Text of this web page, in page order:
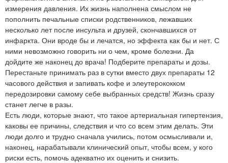
измерения давления. Их жизнь наполнена смыслом не
пополнить печальные списки родственников, лежавших
несколько лет после инсульта и друзей, скончавшихся от
инфаркта. Они вроде бы и лечатся, но эффекта как бы и нет. С
ними невозможно говорить ни о чем, кроме болезни. Да
дойдите же наконец до врача! Подберите препараты и дозы.
Перестаньте принимать раз в сутки вместо двух препараты 12
часового действия и запивать кофе и элеутерококком
передозировки самому себе выбранных средств! Жизнь сразу
станет легче в разы.
Есть люди, которые знают, что такое артериальная гипертензия,
каковы ее причины, следствия и что со всем этим делать. Эти
люди долго и трудно сначала учились, потом осмысливали и,
наконец, нарабатывали клинический опыт, чтобы всем, у кого
риски есть, помочь адекватно их оценить и снизить.